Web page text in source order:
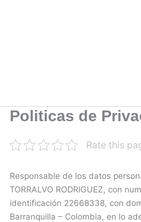
Politicas de
Rate this
Responsable de los datos
TORRALVO RODRIGUEZ, con
identificación 22668338, con
Barranquilla – Colombia, en lo